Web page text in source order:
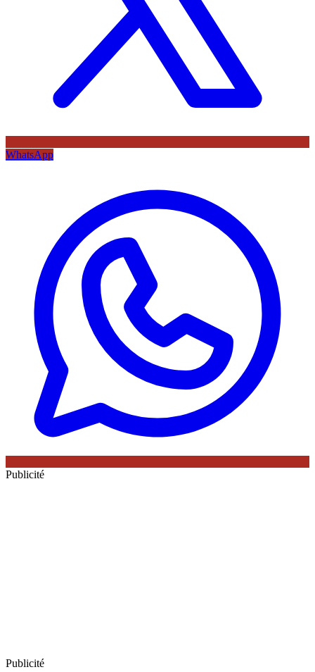
WhatsApp
Publicité
Publicité